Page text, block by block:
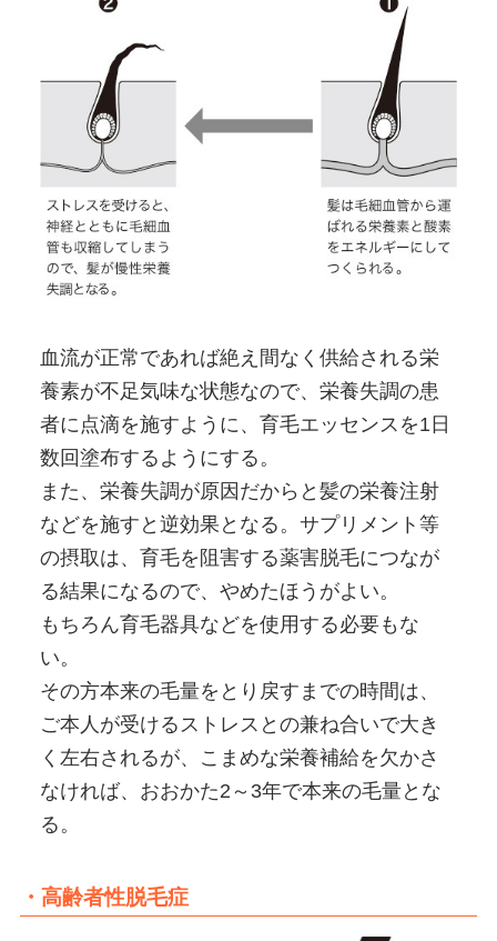
血流が正常であれば絶え間なく供給される栄
養素が不足気味な状態なので、栄養失調の患
者に点滴を施すように、育毛エッセンスを1日
数回塗布するようにする。
また、栄養失調が原因だからと髪の栄養注射
などを施すと逆効果となる。サプリメント等
の摂取は、育毛を阻害する薬害脱毛につなが
る結果になるので、やめたほうがよい。
もちろん育毛器具などを使用する必要もな
い。
その方本来の毛量をとり戻すまでの時間は、
ご本人が受けるストレスとの兼ね合いで大き
く左右されるが、こまめな栄養補給を欠かさ
なければ、おおかた2～3年で本来の毛量とな
る。
・高齢者性脱毛症